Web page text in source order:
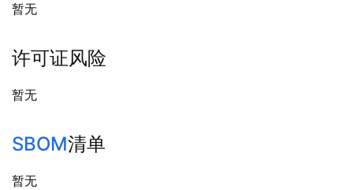
暂无
许可证风险
暂无
SBOM清单
暂无